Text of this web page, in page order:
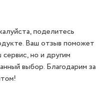
поделитесь
Ваш отзыв поможет
но и другим
выбор. Благодарим за